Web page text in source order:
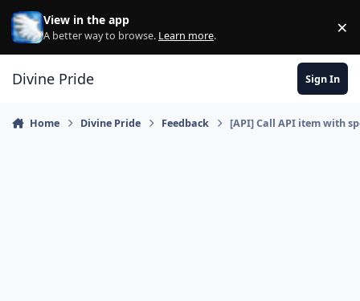
Skip to content
View in the app
A better way to browse. Learn more. ×
Divine Pride Sign In
Home Divine Pride Feedback [API] Call API item with